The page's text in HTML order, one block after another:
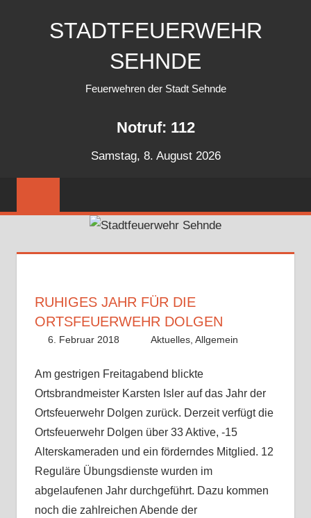
STADTFEUERWEHR
SEHNDE
Feuerwehren der Stadt Sehnde
Notruf: 112
Samstag, 8. August 2026
RUHIGES JAHR FÜR DIE
ORTSFEUERWEHR DOLGEN
6. Februar 2018 Fabian
Aktuelles, Allgemein
Am gestrigen Freitagabend blickte
Ortsbrandmeister Karsten Isler auf das Jahr der
Ortsfeuerwehr Dolgen zurück. Derzeit verfügt die
Ortsfeuerwehr Dolgen über 33 Aktive, -15
Alterskameraden und ein förderndes Mitglied. 12
Reguläre Übungsdienste wurden im
abgelaufenen Jahr durchgeführt. Dazu kommen
noch die zahlreichen Abende der